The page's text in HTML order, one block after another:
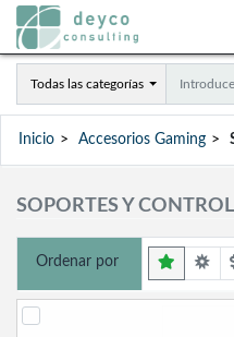
Todas las categorías
Inicio Accesorios Gaming
SOPORTES Y
Ordenar por